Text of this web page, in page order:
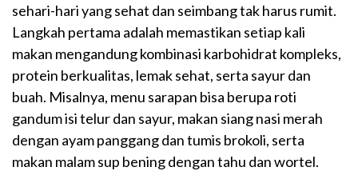
sehari-hari yang sehat dan seimbang tak harus rumit.
Langkah pertama adalah memastikan setiap kali
makan mengandung kombinasi karbohidrat kompleks,
protein berkualitas, lemak sehat, serta sayur dan
buah. Misalnya, menu sarapan bisa berupa roti
gandum isi telur dan sayur, makan siang nasi merah
dengan ayam panggang dan tumis brokoli, serta
makan malam sup bening dengan tahu dan wortel.